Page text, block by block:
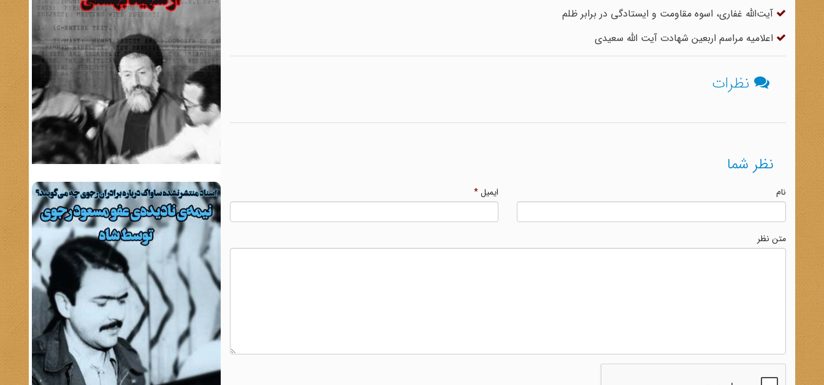
آیت‌الله غفاری، اسوه مقاومت و ایستادگی در برابر ظلم
اعلامیه مراسم اربعین شهادت آیت الله سعیدی
نظرات
نظر شما
نام ایمیل*
متن نظر